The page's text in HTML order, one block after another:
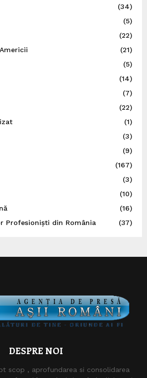
(34)
(5)
(22)
(21)
(5)
(14)
(7)
(22)
(1)
(3)
(9)
(167)
(3)
(10)
(16)
Profesioniști din România
(37)
DESPRE NOI
scop , aprofundarea si consolidarea